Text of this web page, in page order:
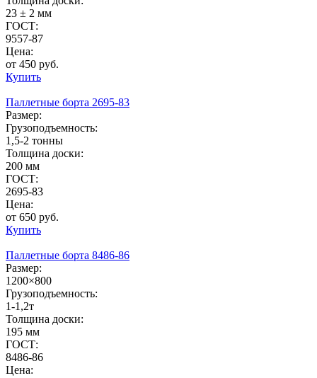
23 ± 2 мм
ГОСТ:
9557-87
Цена:
от 450 руб.
Купить
Паллетные борта 2695-83
Размер:
Грузоподъемность:
1,5-2 тонны
Толщина доски:
200 мм
ГОСТ:
2695-83
Цена:
от 650 руб.
Купить
Паллетные борта 8486-86
Размер:
1200×800
Грузоподъемность:
1-1,2т
Толщина доски:
195 мм
ГОСТ:
8486-86
Цена: